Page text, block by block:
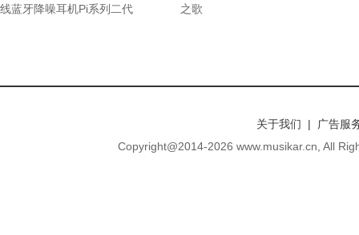
线蓝牙降噪耳机Pi系列二代
之歌
关于我们 | 广告
Copyright@2014-2026 www.musikar.cn, All